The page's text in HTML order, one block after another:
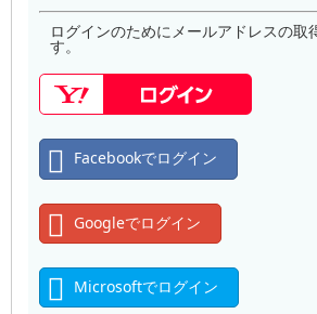
ログインのためにメールアドレスの取
す。
Facebookでログイン
Googleでログイン
Microsoftでログイン